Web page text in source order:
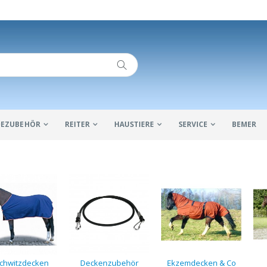
REITER HAUSTIERE SERVICE BEMER
Deckenzubehör Ekzemdecken & Co